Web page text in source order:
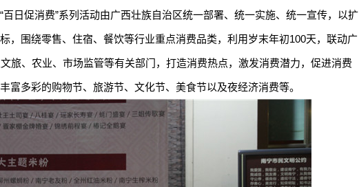
促消费”系列活动由广西壮族自治区统一部署、统一实施、统一宣传，以扩
，围绕零售、住宿、餐饮等行业重点消费品类，利用岁末年初100天，联动广
旅、农业、市场监管等有关部门，打造消费热点，激发消费潜力，促进消费
富多彩的购物节、旅游节、文化节、美食节以及夜经济消费等。